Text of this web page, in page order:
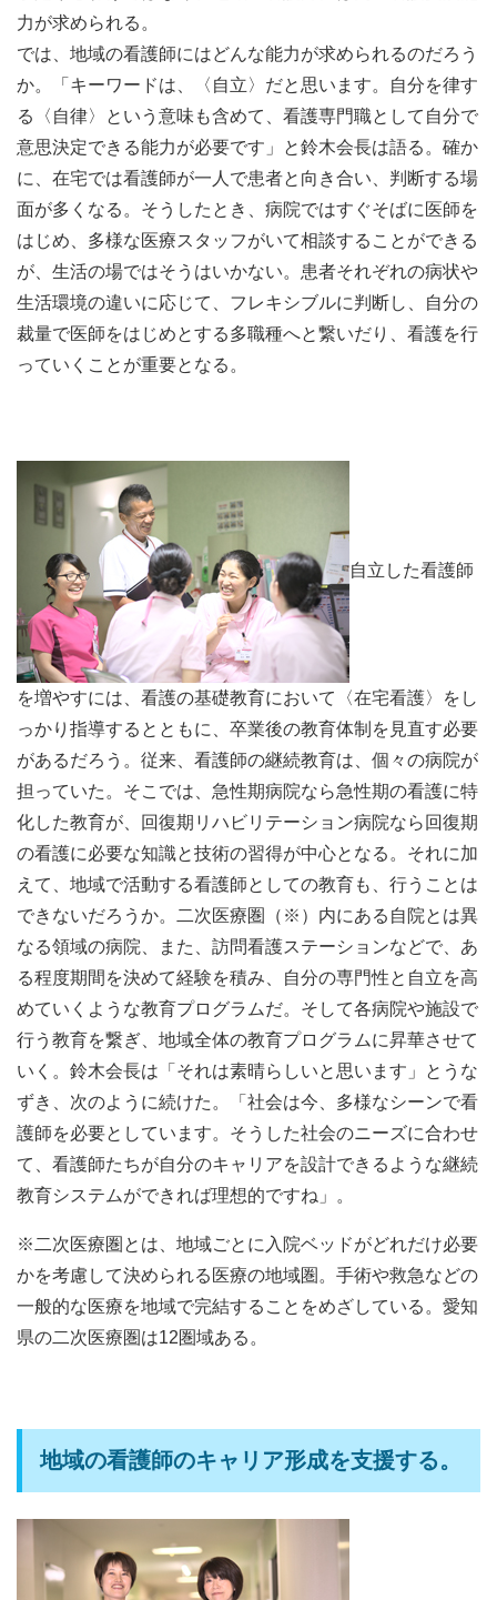
力が求められる。
では、地域の看護師にはどんな能力が求められるのだろう
か。「キーワードは、〈自立〉だと思います。自分を律す
る〈自律〉という意味も含めて、看護専門職として自分で
意思決定できる能力が必要です」と鈴木会長は語る。確か
に、在宅では看護師が一人で患者と向き合い、判断する場
面が多くなる。そうしたとき、病院ではすぐそばに医師を
はじめ、多様な医療スタッフがいて相談することができる
が、生活の場ではそうはいかない。患者それぞれの病状や
生活環境の違いに応じて、フレキシブルに判断し、自分の
裁量で医師をはじめとする多職種へと繋いだり、看護を行
っていくことが重要となる。
自立した看護師
を増やすには、看護の基礎教育において〈在宅看護〉をし
っかり指導するとともに、卒業後の教育体制を見直す必要
があるだろう。従来、看護師の継続教育は、個々の病院が
担っていた。そこでは、急性期病院なら急性期の看護に特
化した教育が、回復期リハビリテーション病院なら回復期
の看護に必要な知識と技術の習得が中心となる。それに加
えて、地域で活動する看護師としての教育も、行うことは
できないだろうか。二次医療圏（※）内にある自院とは異
なる領域の病院、また、訪問看護ステーションなどで、あ
る程度期間を決めて経験を積み、自分の専門性と自立を高
めていくような教育プログラムだ。そして各病院や施設で
行う教育を繋ぎ、地域全体の教育プログラムに昇華させて
いく。鈴木会長は「それは素晴らしいと思います」とうな
ずき、次のように続けた。「社会は今、多様なシーンで看
護師を必要としています。そうした社会のニーズに合わせ
て、看護師たちが自分のキャリアを設計できるような継続
教育システムができれば理想的ですね」。
※二次医療圏とは、地域ごとに入院ベッドがどれだけ必要
かを考慮して決められる医療の地域圏。手術や救急などの
一般的な医療を地域で完結することをめざしている。愛知
県の二次医療圏は12圏域ある。
地域の看護師のキャリア形成を支援する。